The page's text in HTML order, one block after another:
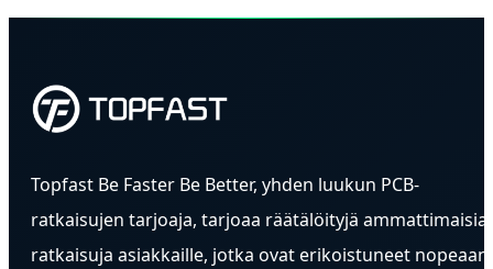
Topfast Be Faster Be Better, yhden luukun PCB-
ratkaisujen tarjoaja, tarjoaa räätälöityjä ammattimaisia
ratkaisuja asiakkaille, jotka ovat erikoistuneet nopeaan